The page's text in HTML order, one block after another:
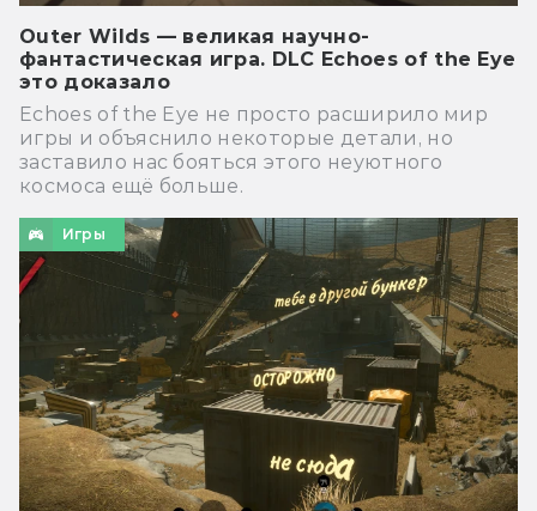
Outer Wilds — великая научно-
фантастическая игра. DLC Echoes of the Eye
это доказало
Echoes of the Eye не просто расширило мир
игры и объяснило некоторые детали, но
заставило нас бояться этого неуютного
космоса ещё больше.
Игры